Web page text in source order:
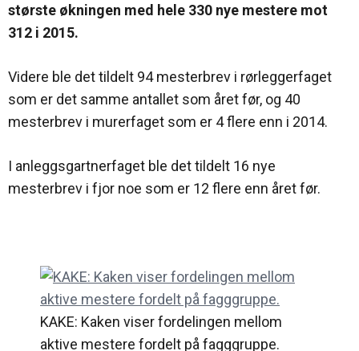
største økningen med hele 330 nye mestere mot
312 i 2015.
Videre ble det tildelt 94 mesterbrev i rørleggerfaget
som er det samme antallet som året før, og 40
mesterbrev i murerfaget som er 4 flere enn i 2014.
I anleggsgartnerfaget ble det tildelt 16 nye
mesterbrev i fjor noe som er 12 flere enn året før.
KAKE: Kaken viser fordelingen mellom
aktive mestere fordelt på fagggruppe.